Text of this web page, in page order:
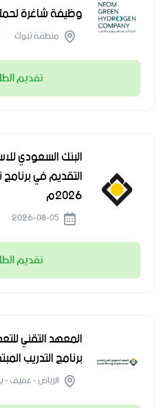
وظيفة شاغرة
منطقة تبوك
تقديم
البنك السعودي
التقديم في
2026م
تقديم
المعهد التقني
برنامج التدريب
الرياض - عفيف -